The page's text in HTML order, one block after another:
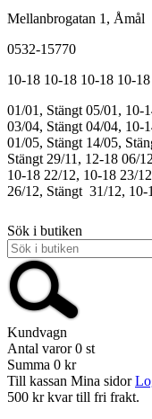
Mellanbrogatan 1, Åmål
0532-15770
10-18 10-18 10-18 10-18
01/01, Stängt 05/01, 10-
03/04, Stängt 04/04, 10-
01/05, Stängt 14/05,
Stängt 29/11, 12-18 06/
10-18 22/12, 10-18 23/
26/12, Stängt 31/12, 10-
Sök i butiken
Kundvagn
Antal varor 0 st
Summa 0 kr
Till kassan Mina sidor
500 kr kvar till fri frakt.